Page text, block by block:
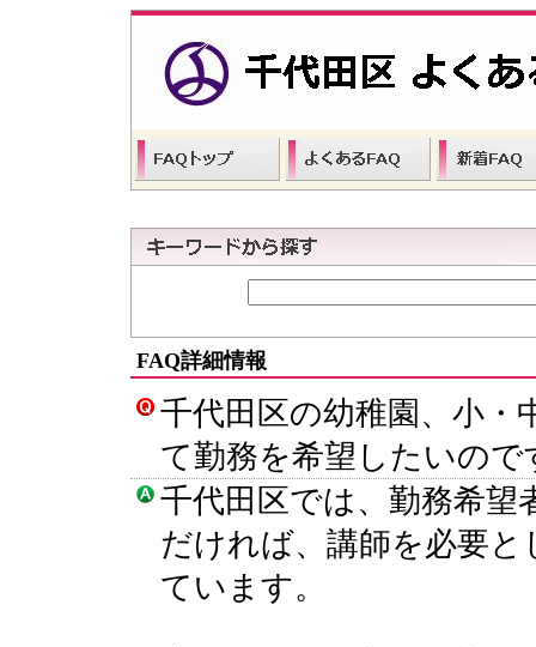
FAQ詳細情報
千代田区の幼稚園、小・
て勤務を希望したいので
千代田区では、勤務希望
だければ、講師を必要
ています。